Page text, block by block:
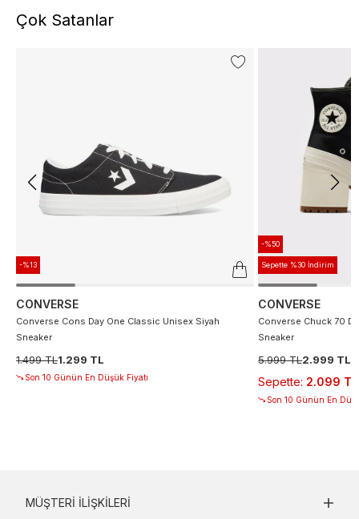
Çok Satanlar
-%13
CONVERSE
Converse Cons Day One Classic Unisex Siyah
Sneaker
1.499 TL1.299 TL
Son 10 Günün En Düşük Fiyatı
-%50
Sepette %30 İndirim
CONVERSE
Converse Chuck 70
Sneaker
5.999 TL2.999 TL
Sepette: 2.099 TL
Son 10 Günün En
MÜŞTERI İLIŞKILERI